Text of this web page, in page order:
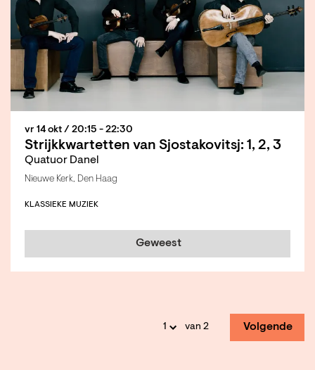
Strijkkwartetten van Sjostakovitsj: 1, 2, 3
Quatuor Danel
vr 14 okt / 20:15 - 22:30
Nieuwe Kerk, Den Haag
KLASSIEKE MUZIEK
Geweest
van 2 Volgende